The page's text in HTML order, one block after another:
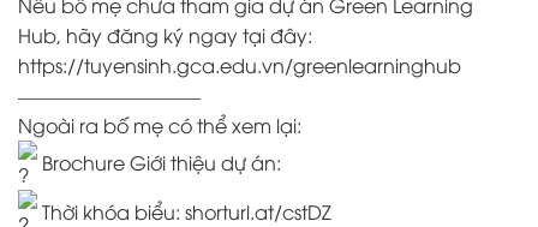
Hub, hãy đăng ký ngay tại đây:
https://tuyensinh.gca.edu.vn/greenlearninghub
—————————–
Ngoài ra bố mẹ có thể xem lại:
Brochure Giới thiệu dự án:
Thời khóa biểu: shorturl.at/cstDZ